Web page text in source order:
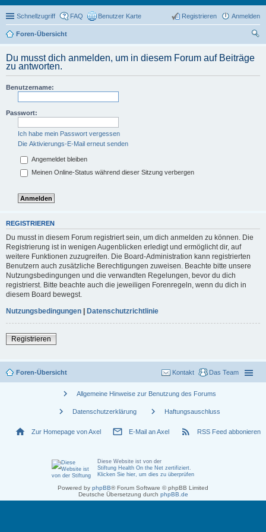
Schnellzugriff FAQ Benutzer Karte Anmelden
Registrieren
Foren-Übersicht
he
Du musst dich anmelden, um in diesem Forum auf Beiträge
zu antworten.
Benutzername:
Passwort:
Ich habe mein Passwort vergessen
Die Aktivierungs-E-Mail erneut senden
Angemeldet bleiben
Meinen Online-Status während dieser Sitzung verbergen
REGISTRIEREN
Du musst in diesem Forum registriert sein, um dich anmelden zu können. Die
Registrierung ist in wenigen Augenblicken erledigt und ermöglicht dir, auf
weitere Funktionen zuzugreifen. Die Board-Administration kann registrierten
Benutzern auch zusätzliche Berechtigungen zuweisen. Beachte bitte unsere
Nutzungsbedingungen und die verwandten Regelungen, bevor du dich
registrierst. Bitte beachte auch die jeweiligen Forenregeln, wenn du dich in
diesem Board bewegst.
Nutzungsbedingungen | Datenschutzrichtlinie
Registrieren
Foren-Übersicht Das Team
Kontakt
chevron_right Allgemeine Hinweise zur Benutzung des Forums
chevron_right Datenschutzerklärung chevron_right Haftungsauschluss
home Zur Homepage von Axel mail_outline E-Mail an Axel rss_feed RSS Feed abbonieren
Diese Website ist von der
Stiftung Health On the Net zertifiziert
Klicken Sie hier, um dies zu überprüfen
Powered by phpBB® Forum Software © phpBB Limited
Deutsche Übersetzung durch phpBB.de